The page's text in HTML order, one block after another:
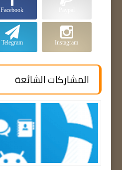
Facebook
Instagram
Telegram
المشاركات الشائعة